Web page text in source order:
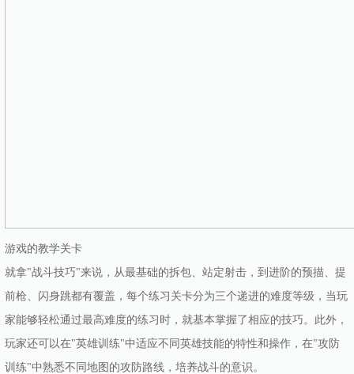
游戏的教学关卡
就拿"战斗技巧"来说，从最基础的拆包、站定射击，到进阶的预描、提
前枪、闪身跳都有覆盖，每个练习关卡分为三个递进的难度等级，当玩
家能够轻松通过最高难度的练习时，就基本掌握了相应的技巧。此外，
玩家还可以在"英雄训练"中适应不同英雄技能的特性和操作，在"攻防
训练"中熟悉不同地图的攻防路线，培养战斗的意识。